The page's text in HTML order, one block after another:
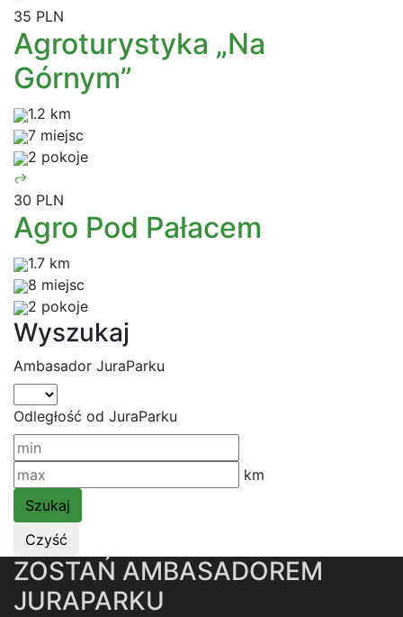
35 PLN
Agroturystyka „Na
Górnym”
1.2 km
7 miejsc
2 pokoje
30 PLN
Agro Pod Pałacem
1.7 km
8 miejsc
2 pokoje
Wyszukaj
Ambasador JuraParku
Odległość od JuraParku
km
ZOSTAŃ AMBASADOREM
JURAPARKU